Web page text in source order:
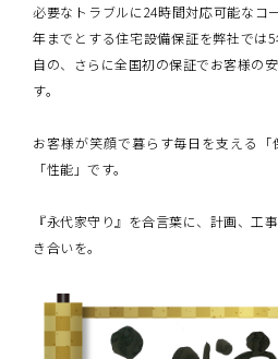
必要なトラブルに24時間対応可能なコ
年までとする住宅設備保証を弊社では
自の、さらに全国初の保証でお客様の
す。
お客様が笑顔で暮らす毎日を支える
「性能」です。
『永代家守り』を合言葉に、計画、工
き合いを。